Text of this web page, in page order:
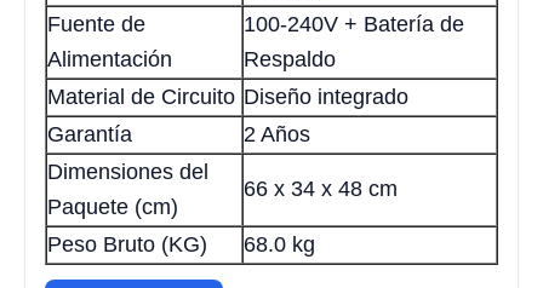
Fuente de
Alimentación
100-240V + Batería de
Respaldo
Material de Circuito Diseño integrado
Garantía
2 Años
Dimensiones del
Paquete (cm)
66 x 34 x 48 cm
Peso Bruto (KG) 68.0 kg